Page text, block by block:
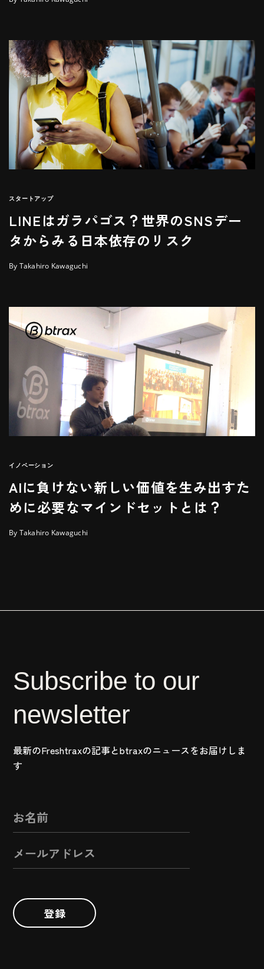
スタートアップ
LINEはガラパゴス？世界のSNSデー
タからみる日本依存のリスク
By Takahiro Kawaguchi
イノベーション
AIに負けない新しい価値を生み出すた
めに必要なマインドセットとは？
By Takahiro Kawaguchi
Subscribe to our
newsletter
最新のFreshtraxの記事とbtraxのニュースをお届けしま
す
登録